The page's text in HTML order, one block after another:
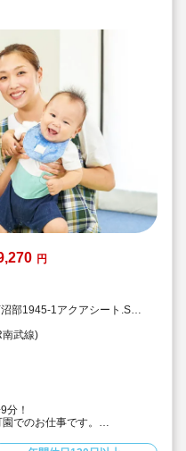
円
部1945-1アクアシート.S 1
南武線)
分！
でのお仕事です。
円など！給与が高水準♪